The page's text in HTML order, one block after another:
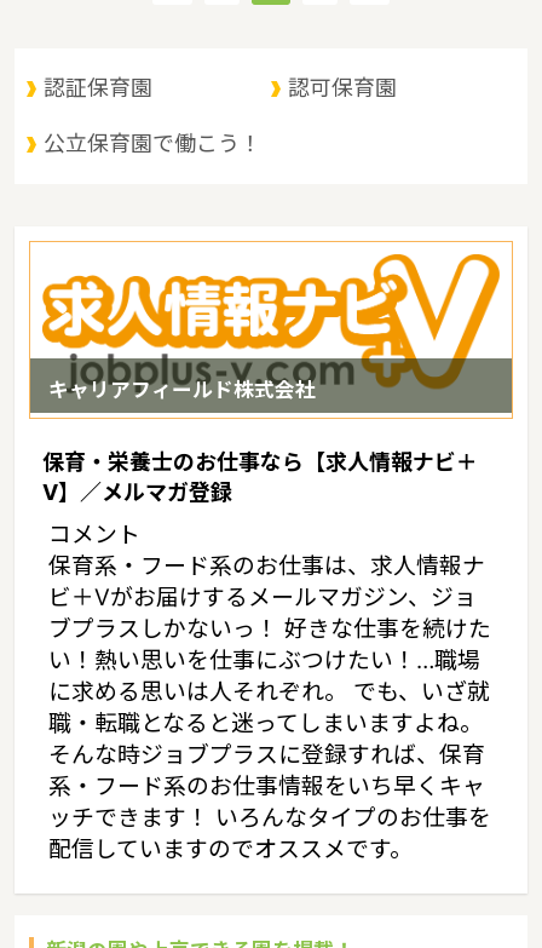
認証保育園 認可保育園
公立保育園で働こう！
キャリアフィールド株式会社
保育・栄養士のお仕事なら【求人情報ナビ＋
V】／メルマガ登録
コメント
保育系・フード系のお仕事は、求人情報ナ
ビ＋Vがお届けするメールマガジン、ジョ
ブプラスしかないっ！ 好きな仕事を続けた
い！熱い思いを仕事にぶつけたい！…職場
に求める思いは人それぞれ。 でも、いざ就
職・転職となると迷ってしまいますよね。
そんな時ジョブプラスに登録すれば、保育
系・フード系のお仕事情報をいち早くキャ
ッチできます！ いろんなタイプのお仕事を
配信していますのでオススメです。